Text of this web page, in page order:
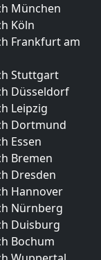
München
Köln
Frankfurt am
Stuttgart
Düsseldorf
Leipzig
Dortmund
Essen
Bremen
Dresden
Hannover
Nürnberg
Duisburg
Bochum